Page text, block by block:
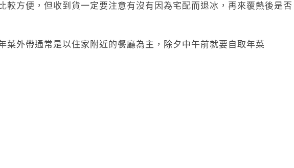
較方便，但收到貨一定要注意有沒有因為宅配而退冰，再來覆熱後是否
菜外帶通常是以住家附近的餐廳為主，除夕中午前就要自取年菜